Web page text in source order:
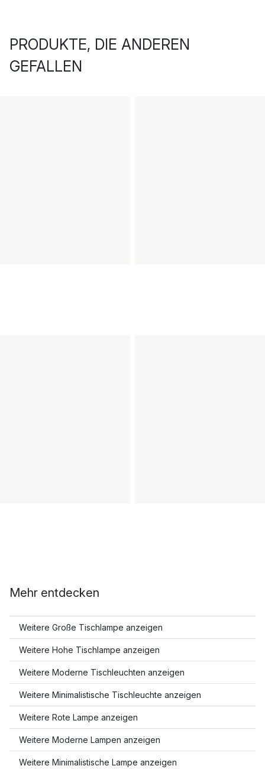
PRODUKTE, DIE ANDEREN
GEFALLEN
Mehr entdecken
Weitere Große Tischlampe anzeigen
Weitere Hohe Tischlampe anzeigen
Weitere Moderne Tischleuchten anzeigen
Weitere Minimalistische Tischleuchte anzeigen
Weitere Rote Lampe anzeigen
Weitere Moderne Lampen anzeigen
Weitere Minimalistische Lampe anzeigen